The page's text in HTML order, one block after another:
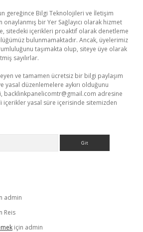
gereğince Bilgi Teknolojileri ve İletişim
onaylanmış bir Yer Sağlayıcı olarak hizmet
sitedeki içerikleri proaktif olarak denetleme
bulunmamaktadır. Ancak, üyelerimiz
taşımakta olup, siteye üye olarak
sayılırlar.
ve tamamen ücretsiz bir bilgi paylaşım
yasal düzenlemelere aykırı olduğunu
backlinkpanelicomtr@gmail.com adresine
içerikler yasal süre içerisinde sitemizden
admin
Reis
için admin